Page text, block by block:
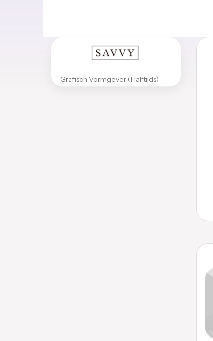
Grafisch Vormgever (Halftijds)